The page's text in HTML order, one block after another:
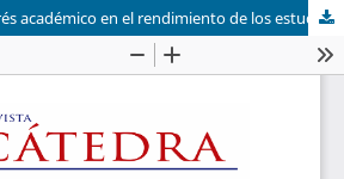
La influencia del estrés académico en el rendimiento de los estudiantes de educación básica de la Universidad Central del Ecuador